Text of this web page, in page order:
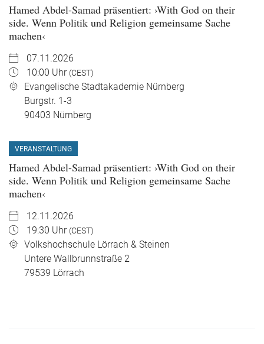
Hamed Abdel-Samad präsentiert: ›With God on their
side. Wenn Politik und Religion gemeinsame Sache
machen‹
07.11.2026
10:00 Uhr (CEST)
Evangelische Stadtakademie Nürnberg
Burgstr. 1-3
90403 Nürnberg
VERANSTALTUNG
Hamed Abdel-Samad präsentiert: ›With God on their
side. Wenn Politik und Religion gemeinsame Sache
machen‹
12.11.2026
19:30 Uhr (CEST)
Volkshochschule Lörrach & Steinen
Untere Wallbrunnstraße 2
79539 Lörrach